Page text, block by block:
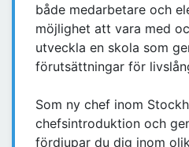
både medarbetare och
möjlighet att vara med
utveckla en skola som
förutsättningar för
Som ny chef inom
chefsintroduktion och
fördjupar du dig inom